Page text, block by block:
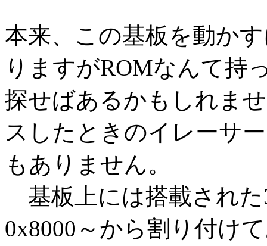
本来、この基板を動か
りますがROMなんて持
探せばあるかもしれま
スしたときのイレーサ
もありません。
基板上には搭載され
0x8000～から割り付け